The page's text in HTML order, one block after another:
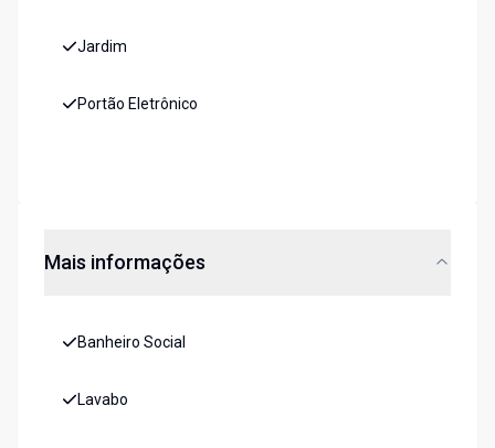
Jardim
Portão Eletrônico
Mais informações
Banheiro Social
Lavabo